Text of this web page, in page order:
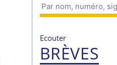
Ecouter
BRÈVES